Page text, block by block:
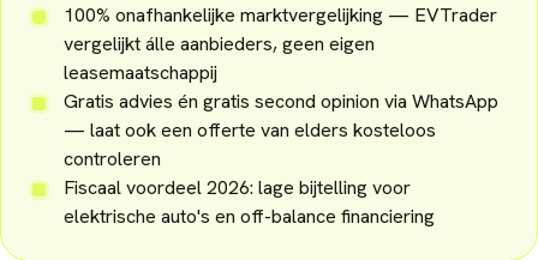
100% onafhankelijke marktvergelijking — EVTrader
vergelijkt álle aanbieders, geen eigen
leasemaatschappij
Gratis advies én gratis second opinion via WhatsApp
— laat ook een offerte van elders kosteloos
controleren
Fiscaal voordeel 2026: lage bijtelling voor
elektrische auto's en off-balance financiering